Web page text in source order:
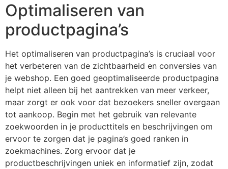
Optimaliseren van
productpagina’s
Het optimaliseren van productpagina’s is cruciaal voor
het verbeteren van de zichtbaarheid en conversies van
je webshop. Een goed geoptimaliseerde productpagina
helpt niet alleen bij het aantrekken van meer verkeer,
maar zorgt er ook voor dat bezoekers sneller overgaan
tot aankoop. Begin met het gebruik van relevante
zoekwoorden in je producttitels en beschrijvingen om
ervoor te zorgen dat je pagina’s goed ranken in
zoekmachines. Zorg ervoor dat je
productbeschrijvingen uniek en informatief zijn, zodat